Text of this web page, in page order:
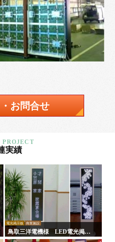
お問合せ
実績
電光掲示板 商業施設
鳥取三洋電機様 LED電光掲示
板